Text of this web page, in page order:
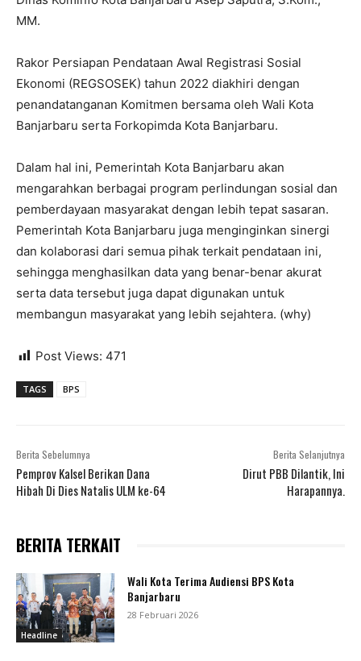
MM.
Rakor Persiapan Pendataan Awal Registrasi Sosial
Ekonomi (REGSOSEK) tahun 2022 diakhiri dengan
penandatanganan Komitmen bersama oleh Wali Kota
Banjarbaru serta Forkopimda Kota Banjarbaru.
Dalam hal ini, Pemerintah Kota Banjarbaru akan
mengarahkan berbagai program perlindungan sosial dan
pemberdayaan masyarakat dengan lebih tepat sasaran.
Pemerintah Kota Banjarbaru juga menginginkan sinergi
dan kolaborasi dari semua pihak terkait pendataan ini,
sehingga menghasilkan data yang benar-benar akurat
serta data tersebut juga dapat digunakan untuk
membangun masyarakat yang lebih sejahtera. (why)
Post Views: 471
TAGS BPS
Berita Sebelumnya
Pemprov Kalsel Berikan Dana
Hibah Di Dies Natalis ULM ke-64
Berita Selanjutnya
Dirut PBB Dilantik, Ini
Harapannya.
BERITA TERKAIT
Headline
Wali Kota Terima Audiensi BPS Kota
Banjarbaru
28 Februari 2026